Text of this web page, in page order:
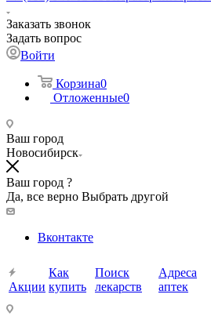
Заказать звонок
Задать вопрос
Войти
Корзина0
Отложенные0
Ваш город
Новосибирск
Ваш город ?
Да, все верно Выбрать другой
Вконтакте
Акции
Как
купить
Поиск
лекарств
Адреса
аптек